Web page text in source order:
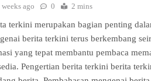
weeks ago 0 2 mins
terkini merupakan bagian penting
berita terkini terus berkembang
yang tepat membantu pembaca
Pengertian berita terkini berita